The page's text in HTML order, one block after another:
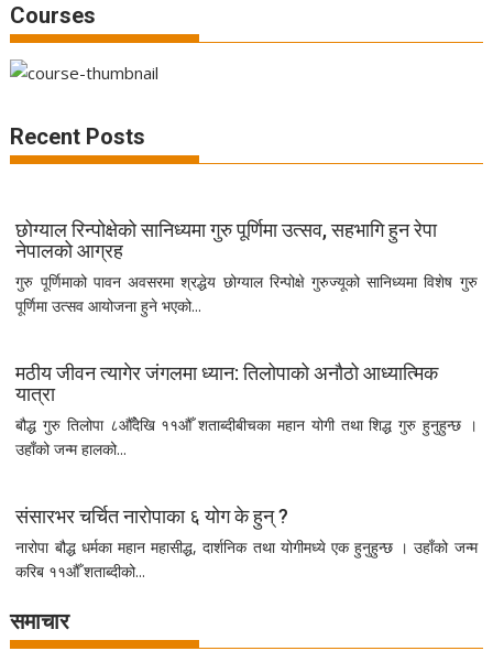
Courses
Recent Posts
छोग्याल रिन्पोक्षेको सानिध्यमा गुरु पूर्णिमा उत्सव, सहभागि हुन रेपा
नेपालको आग्रह
गुरु पूर्णिमाको पावन अवसरमा श्रद्धेय छोग्याल रिन्पोक्षे गुरुज्यूको सानिध्यमा विशेष गुरु
पूर्णिमा उत्सव आयोजना हुने भएको...
मठीय जीवन त्यागेर जंगलमा ध्यान: तिलोपाको अनौठो आध्यात्मिक
यात्रा
बौद्ध गुरु तिलोपा ८औँदेखि ११औँ शताब्दीबीचका महान योगी तथा शिद्ध गुरु हुनुहुन्छ ।
उहाँको जन्म हालको...
संसारभर चर्चित नारोपाका ६ योग के हुन् ?
नारोपा बौद्ध धर्मका महान महासीद्ध, दार्शनिक तथा योगीमध्ये एक हुनुहुन्छ । उहाँको जन्म
करिब ११औँ शताब्दीको...
समाचार